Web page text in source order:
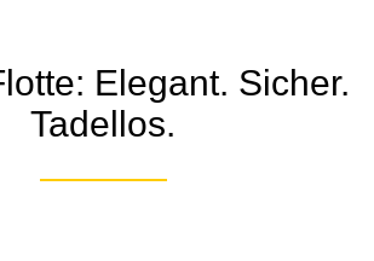
Elegant. Sicher.
Tadellos.